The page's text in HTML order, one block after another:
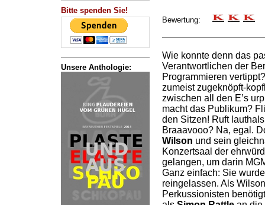
Bitte spenden Sie!
Unsere Anthologie:
Bewertung:
Wie konnte denn das
Verantwortlichen der
Programmieren
zumeist zugeknöpft-
zwischen all den E’s
macht das Publikum?
den Sitzen! Ruft
Braaavooo? Na, egal.
Wilson und sein
Konzertsaal der
gelangen, um darin
Ganz einfach: Sie
reingelassen. Als
Perkussionisten